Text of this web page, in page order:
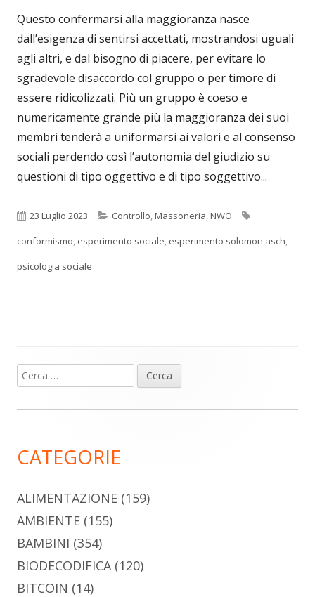
Questo confermarsi alla maggioranza nasce
dall’esigenza di sentirsi accettati, mostrandosi uguali
agli altri, e dal bisogno di piacere, per evitare lo
sgradevole disaccordo col gruppo o per timore di
essere ridicolizzati. Più un gruppo è coeso e
numericamente grande più la maggioranza dei suoi
membri tenderà a uniformarsi ai valori e al consenso
sociali perdendo così l’autonomia del giudizio su
questioni di tipo oggettivo e di tipo soggettivo...
Pubblicato
23 Luglio 2023 Categorie
Controllo,Massoneria,NWO
conformismo, esperimento sociale, esperimento solomon asch,
psicologia sociale
Barra
laterale
Ricerca
per:
CATEGORIE
ALIMENTAZIONE (159)
AMBIENTE (155)
BAMBINI (354)
BIODECODIFICA (120)
BITCOIN (14)